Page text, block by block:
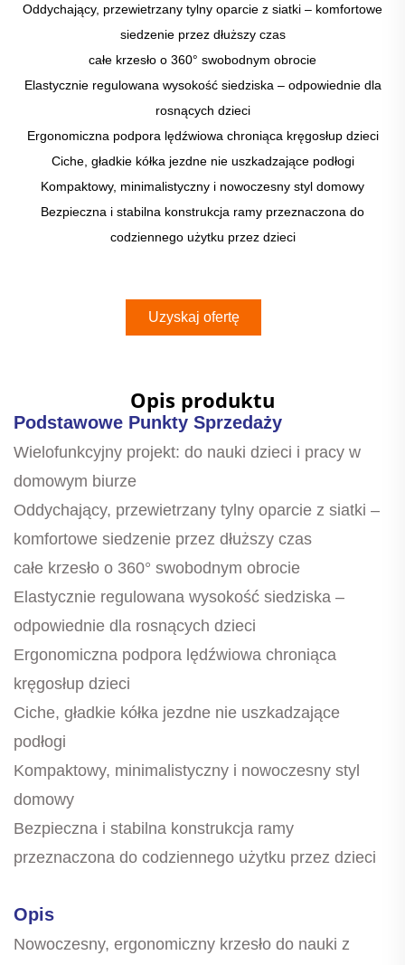
Oddychający, przewietrzany tylny oparcie z siatki – komfortowe
siedzenie przez dłuższy czas
całe krzesło o 360° swobodnym obrocie
Elastycznie regulowana wysokość siedziska – odpowiednie dla
rosnących dzieci
Ergonomiczna podpora lędźwiowa chroniąca kręgosłup dzieci
Ciche, gładkie kółka jezdne nie uszkadzające podłogi
Kompaktowy, minimalistyczny i nowoczesny styl domowy
Bezpieczna i stabilna konstrukcja ramy przeznaczona do
codziennego użytku przez dzieci
Uzyskaj ofertę
Opis produktu
Podstawowe Punkty Sprzedaży
Wielofunkcyjny projekt: do nauki dzieci i pracy w
domowym biurze
Oddychający, przewietrzany tylny oparcie z siatki –
komfortowe siedzenie przez dłuższy czas
całe krzesło o 360° swobodnym obrocie
Elastycznie regulowana wysokość siedziska –
odpowiednie dla rosnących dzieci
Ergonomiczna podpora lędźwiowa chroniąca
kręgosłup dzieci
Ciche, gładkie kółka jezdne nie uszkadzające
podłogi
Kompaktowy, minimalistyczny i nowoczesny styl
domowy
Bezpieczna i stabilna konstrukcja ramy
przeznaczona do codziennego użytku przez dzieci
Opis
Nowoczesny, ergonomiczny krzesło do nauki z